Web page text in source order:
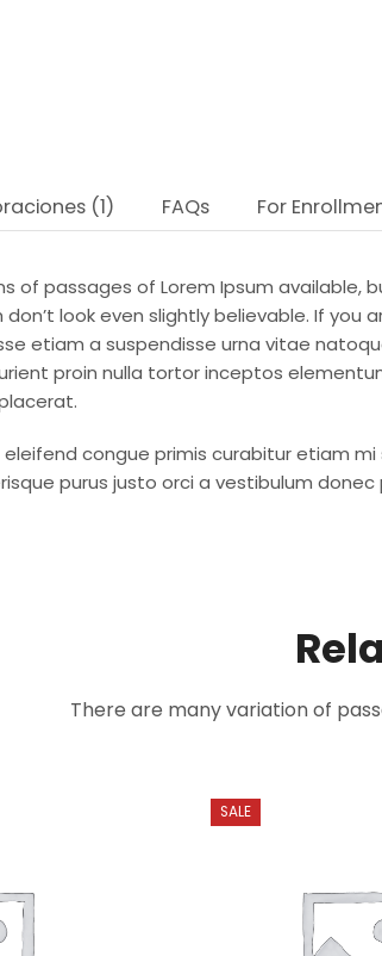
(1) FAQs For
of passages of Lorem Ipsum
don’t look even slightly believable. If
etiam a suspendisse urna vitae
proin nulla tortor inceptos
eleifend congue primis curabitur etiam
purus justo orci a vestibulum
There are many variation of
SALE